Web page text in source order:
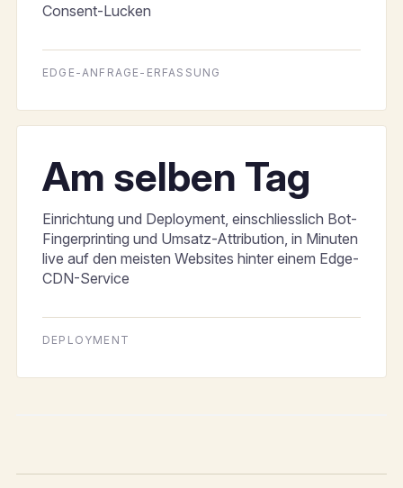
Consent-Lucken
EDGE-ANFRAGE-ERFASSUNG
Am selben Tag
Einrichtung und Deployment, einschliesslich Bot-
Fingerprinting und Umsatz-Attribution, in Minuten
live auf den meisten Websites hinter einem Edge-
CDN-Service
DEPLOYMENT